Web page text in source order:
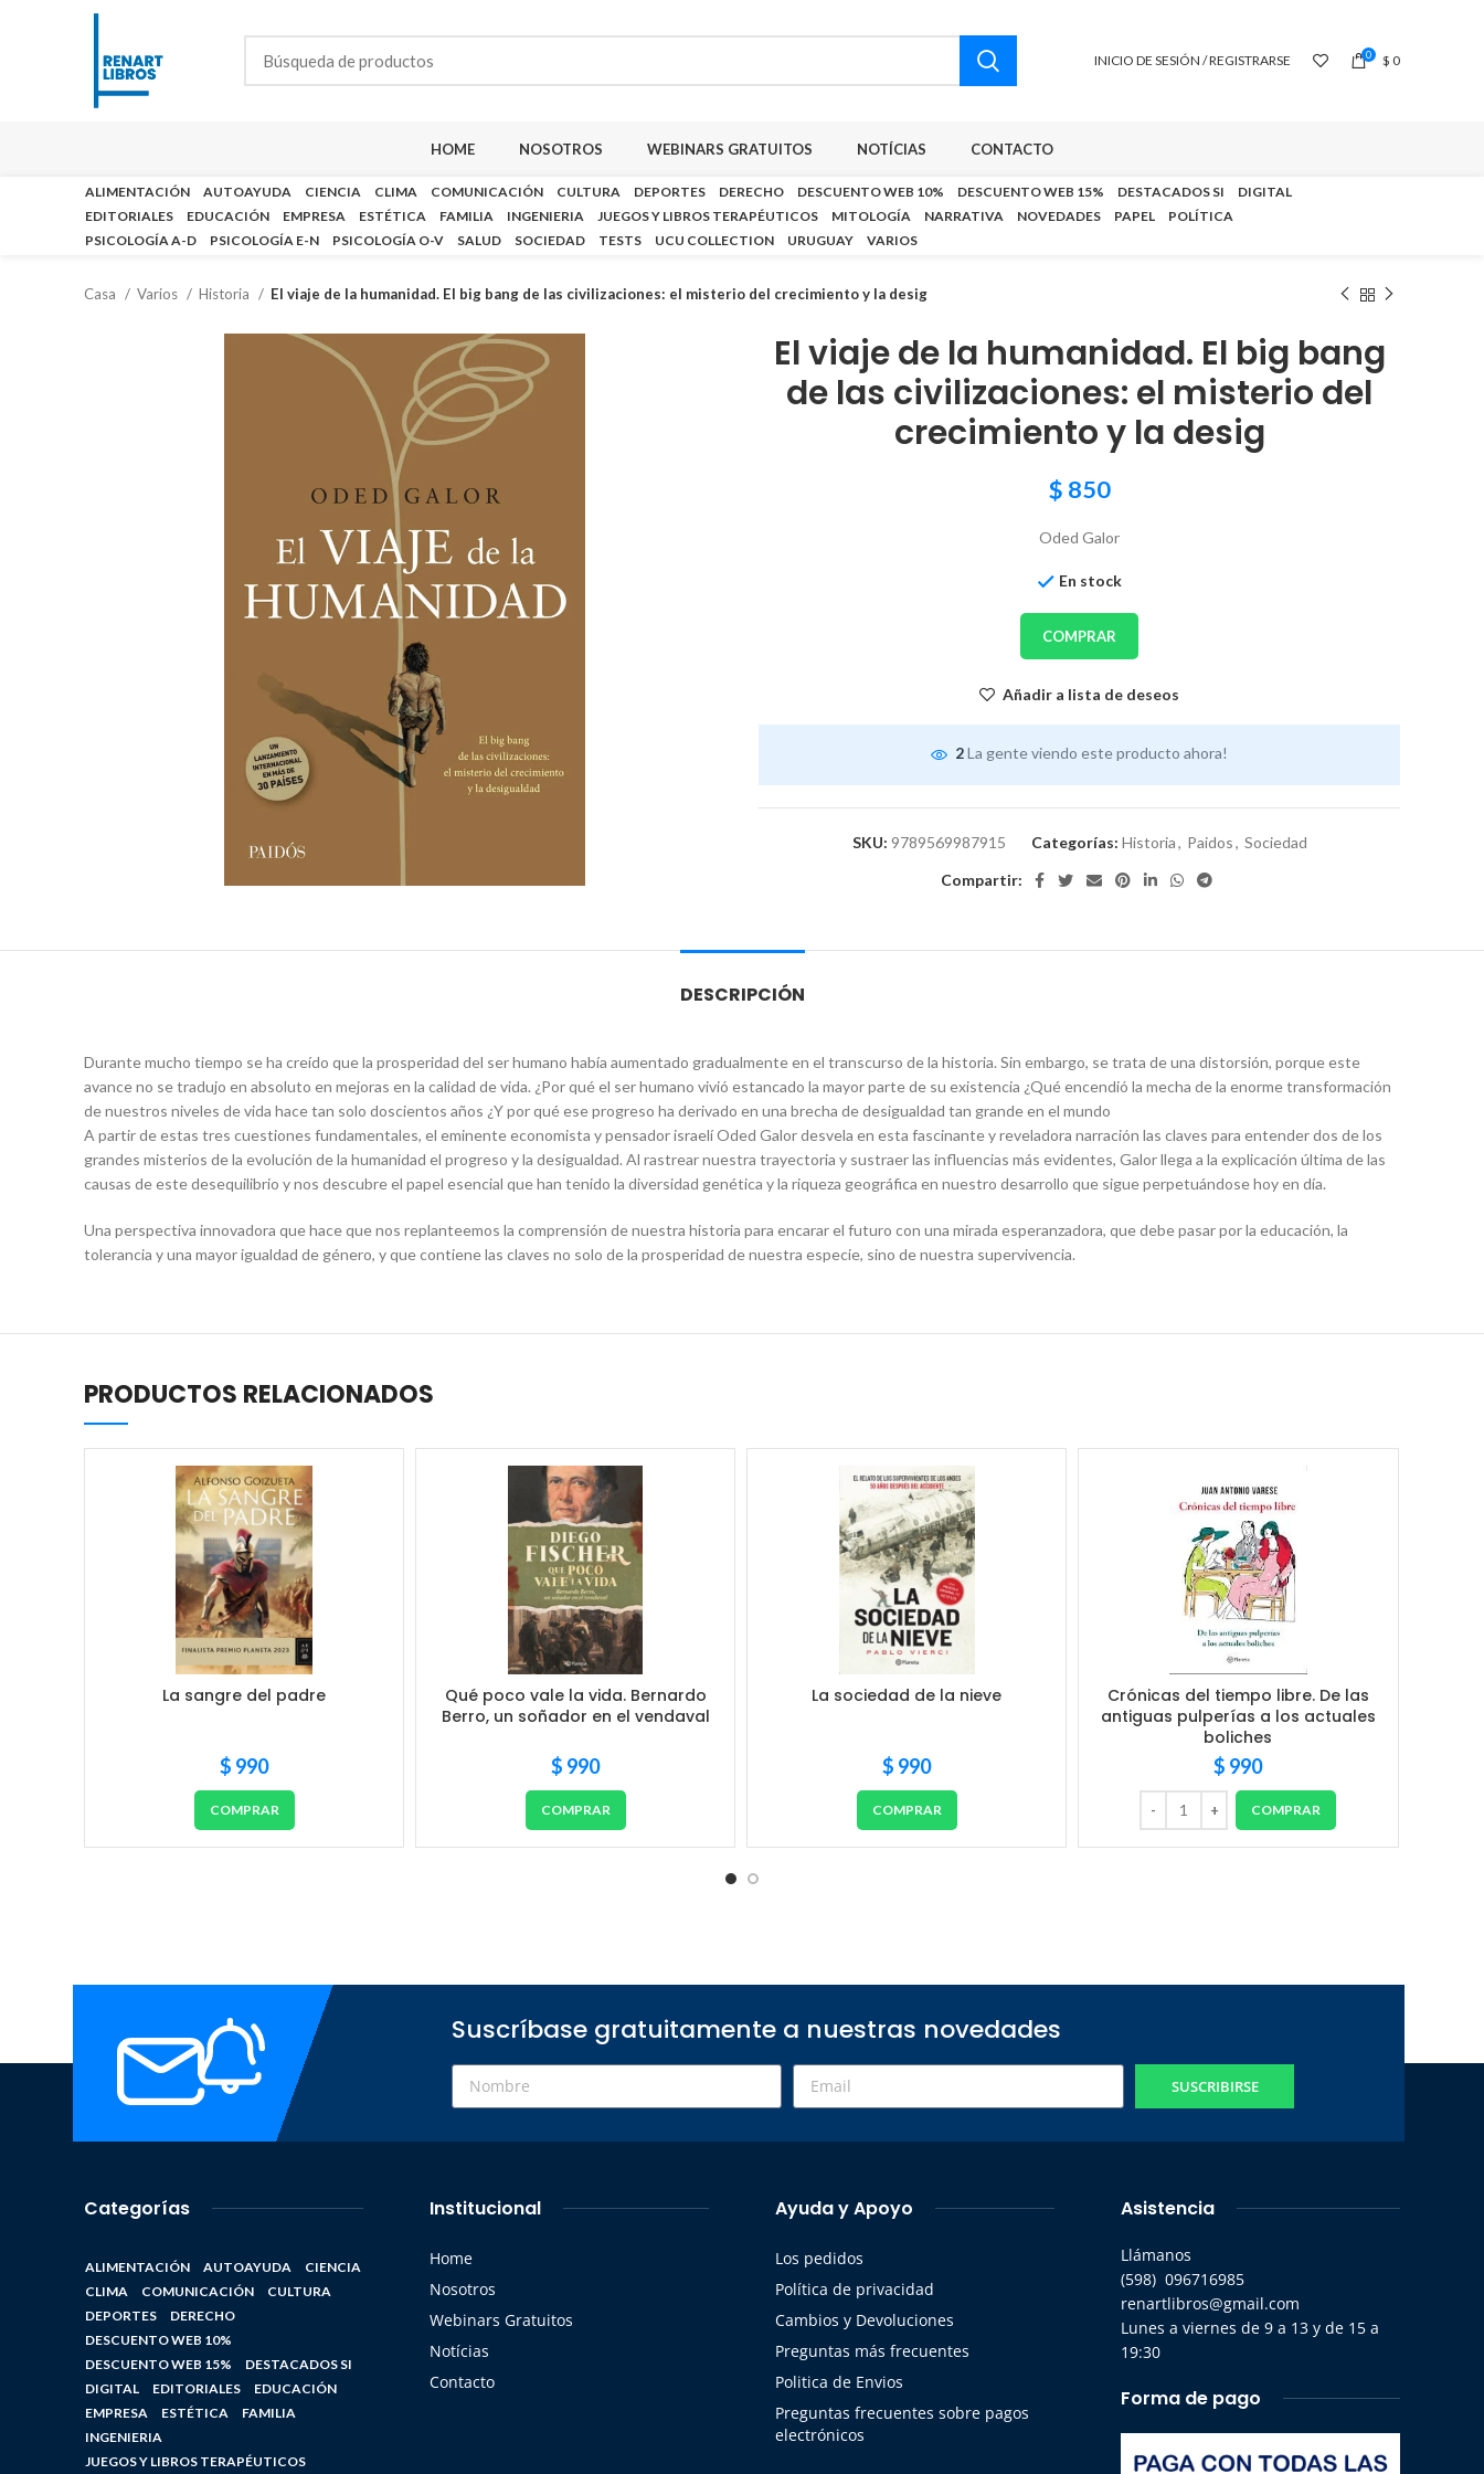
INICIO DE SESIÓN / REGISTRARSE 0 $ 0
HOME NOSOTROS WEBINARS GRATUITOS NOTÍCIAS CONTACTO
ALIMENTACIÓN AUTOAYUDA CIENCIA CLIMA COMUNICACIÓN CULTURA DEPORTES DERECHO DESCUENTO WEB 10% DESCUENTO WEB 15% DESTACADOS SI
DIGITAL
EDITORIALES
EDUCACIÓN EMPRESA ESTÉTICA FAMILIA INGENIERIA JUEGOS Y LIBROS TERAPÉUTICOS MITOLOGÍA NARRATIVA NOVEDADES PAPEL
POLÍTICA
PSICOLOGÍA A-D
PSICOLOGÍA E-N PSICOLOGÍA O-V SALUD SOCIEDAD TESTS UCU COLLECTION URUGUAY VARIOS
Casa Varios Historia El viaje de la humanidad. El big bang de las civilizaciones: el misterio del crecimiento y la desig
El viaje de la humanidad. El big bang
de las civilizaciones: el misterio del
crecimiento y la desig
$ 850
Oded Galor
En stock
COMPRAR
Añadir a lista de deseos
2La gente viendo este producto ahora!
SKU: 9789569987915 Categorías: Historia, Paidos, Sociedad
Compartir:
DESCRIPCIÓN
Durante mucho tiempo se ha creído que la prosperidad del ser humano había aumentado gradualmente en el transcurso de la historia. Sin embargo, se trata de una distorsión, porque este
avance no se tradujo en absoluto en mejoras en la calidad de vida. ¿Por qué el ser humano vivió estancado la mayor parte de su existencia ¿Qué encendió la mecha de la enorme transformación
de nuestros niveles de vida hace tan solo doscientos años ¿Y por qué ese progreso ha derivado en una brecha de desigualdad tan grande en el mundo
A partir de estas tres cuestiones fundamentales, el eminente economista y pensador israelí Oded Galor desvela en esta fascinante y reveladora narración las claves para entender dos de los
grandes misterios de la evolución de la humanidad el progreso y la desigualdad. Al rastrear nuestra trayectoria y sustraer las influencias más evidentes, Galor llega a la explicación última de las
causas de este desequilibrio y nos descubre el papel esencial que han tenido la diversidad genética y la riqueza geográfica en nuestro desarrollo que sigue perpetuándose hoy en día.
Una perspectiva innovadora que hace que nos replanteemos la comprensión de nuestra historia para encarar el futuro con una mirada esperanzadora, que debe pasar por la educación, la
tolerancia y una mayor igualdad de género, y que contiene las claves no solo de la prosperidad de nuestra especie, sino de nuestra supervivencia.
PRODUCTOS RELACIONADOS
La sangre del padre
$ 990
COMPRAR
Qué poco vale la vida. Bernardo
Berro, un soñador en el vendaval
$ 990
COMPRAR
La sociedad de la nieve
$ 990
COMPRAR
Crónicas del tiempo libre. De las
antiguas pulperías a los actuales
boliches
$ 990
COMPRAR
Suscríbase gratuitamente a nuestras novedades
SUSCRIBIRSE
Categorías
ALIMENTACIÓN AUTOAYUDA
CIENCIA
CLIMA
COMUNICACIÓN
CULTURA
DEPORTES
DERECHO
DESCUENTO WEB 10%
DESCUENTO WEB 15%
DESTACADOS SI
DIGITAL
EDITORIALES
EDUCACIÓN
EMPRESA
ESTÉTICA
FAMILIA
INGENIERIA
JUEGOS Y LIBROS TERAPÉUTICOS
Institucional
Home
Nosotros
Webinars Gratuitos
Notícias
Contacto
Ayuda y Apoyo
Los pedidos
Política de privacidad
Cambios y Devoluciones
Preguntas más frecuentes
Politica de Envios
Preguntas frecuentes sobre pagos
electrónicos
Asistencia
Llámanos
(598) 096716985
renartlibros@gmail.com
Lunes a viernes de 9 a 13 y de 15 a
19:30
Forma de pago